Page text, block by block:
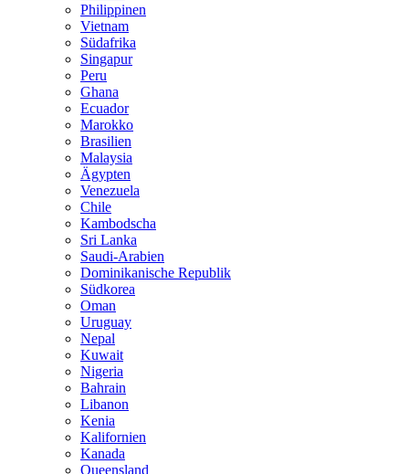
Philippinen
Vietnam
Südafrika
Singapur
Peru
Ghana
Ecuador
Marokko
Brasilien
Malaysia
Ägypten
Venezuela
Chile
Kambodscha
Sri Lanka
Saudi-Arabien
Dominikanische Republik
Südkorea
Oman
Uruguay
Nepal
Kuwait
Nigeria
Bahrain
Libanon
Kenia
Kalifornien
Kanada
Queensland